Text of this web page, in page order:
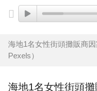
海地1名女性街頭攤販商
Pexels）
海地1名女性街頭攤